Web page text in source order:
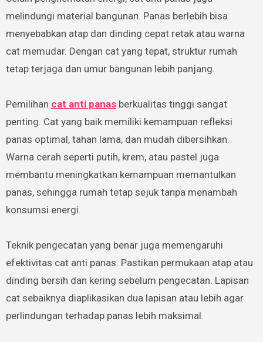
melindungi material bangunan. Panas berlebih bisa
menyebabkan atap dan dinding cepat retak atau warna
cat memudar. Dengan cat yang tepat, struktur rumah
tetap terjaga dan umur bangunan lebih panjang.
Pemilihan cat anti panasberkualitas tinggi sangat
penting. Cat yang baik memiliki kemampuan refleksi
panas optimal, tahan lama, dan mudah dibersihkan.
Warna cerah seperti putih, krem, atau pastel juga
membantu meningkatkan kemampuan memantulkan
panas, sehingga rumah tetap sejuk tanpa menambah
konsumsi energi.
Teknik pengecatan yang benar juga memengaruhi
efektivitas cat anti panas. Pastikan permukaan atap atau
dinding bersih dan kering sebelum pengecatan. Lapisan
cat sebaiknya diaplikasikan dua lapisan atau lebih agar
perlindungan terhadap panas lebih maksimal.